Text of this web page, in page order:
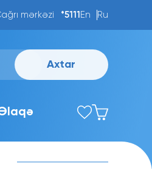
mərkəzi *5111 En Ru
Axtar